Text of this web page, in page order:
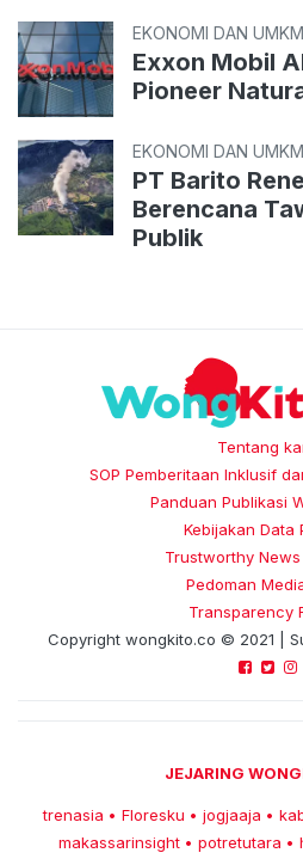
EKONOMI DAN UMKM
Exxon Mobil
Pioneer
EKONOMI DAN UMKM
PT Barito
Berencana
Publik
Tentang
SOP Pemberitaan Inklusif
Panduan Publikasi
Kebijakan Data
Trustworthy
Pedoman
Transparency
Copyright wongkito.co © 2021 |
JEJARING
trenasia • Floresku • jogjaaja •
makassarinsight • potretutara •